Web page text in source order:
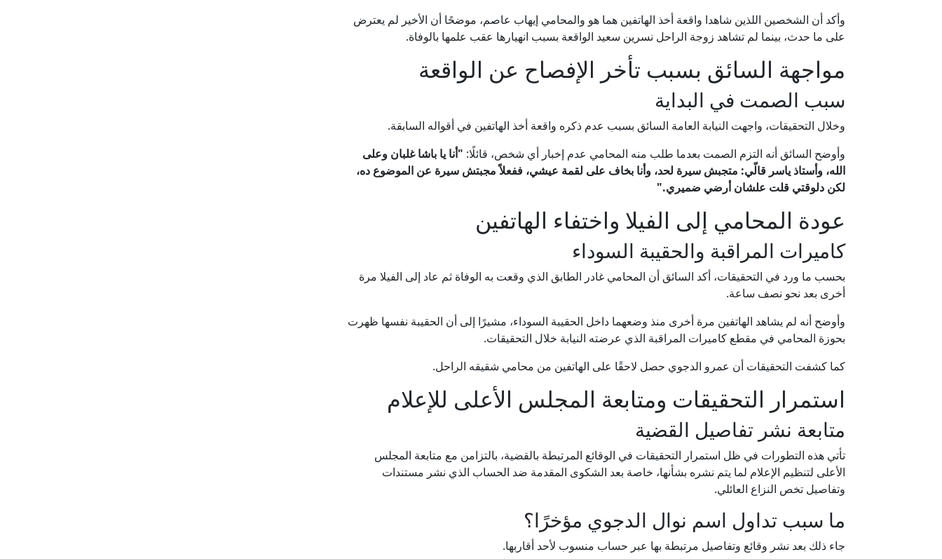
وأكد أن الشخصين اللذين شاهدا واقعة أخذ الهاتفين هما هو والمحامي إيهاب عاصم، موضحًا أن الأخير لم يعترض
على ما حدث، بينما لم تشاهد زوجة الراحل نسرين سعيد الواقعة بسبب انهيارها عقب علمها بالوفاة.
مواجهة السائق بسبب تأخر الإفصاح عن الواقعة
سبب الصمت في البداية
وخلال التحقيقات، واجهت النيابة العامة السائق بسبب عدم ذكره واقعة أخذ الهاتفين في أقواله السابقة.
وأوضح السائق أنه التزم الصمت بعدما طلب منه المحامي عدم إخبار أي شخص، قائلًا: "أنا يا باشا غلبان وعلى
الله، وأستاذ ياسر قالّي: متجبش سيرة لحد، وأنا بخاف على لقمة عيشي، ففعلاً مجبتش سيرة عن الموضوع ده،
لكن دلوقتي قلت علشان أرضي ضميري."
عودة المحامي إلى الفيلا واختفاء الهاتفين
كاميرات المراقبة والحقيبة السوداء
بحسب ما ورد في التحقيقات، أكد السائق أن المحامي غادر الطابق الذي وقعت به الوفاة ثم عاد إلى الفيلا مرة
أخرى بعد نحو نصف ساعة.
وأوضح أنه لم يشاهد الهاتفين مرة أخرى منذ وضعهما داخل الحقيبة السوداء، مشيرًا إلى أن الحقيبة نفسها ظهرت
بحوزة المحامي في مقطع كاميرات المراقبة الذي عرضته النيابة خلال التحقيقات.
كما كشفت التحقيقات أن عمرو الدجوي حصل لاحقًا على الهاتفين من محامي شقيقه الراحل.
استمرار التحقيقات ومتابعة المجلس الأعلى للإعلام
متابعة نشر تفاصيل القضية
تأتي هذه التطورات في ظل استمرار التحقيقات في الوقائع المرتبطة بالقضية، بالتزامن مع متابعة المجلس
الأعلى لتنظيم الإعلام لما يتم نشره بشأنها، خاصة بعد الشكوى المقدمة ضد الحساب الذي نشر مستندات
وتفاصيل تخص النزاع العائلي.
ما سبب تداول اسم نوال الدجوي مؤخرًا؟
جاء ذلك بعد نشر وقائع وتفاصيل مرتبطة بها عبر حساب منسوب لأحد أقاربها.